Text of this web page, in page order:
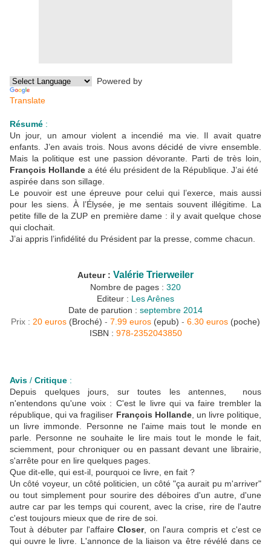
Powered by
Translate
Résumé :
Un jour, un amour violent a incendié ma vie. Il avait quatre
enfants. J’en avais trois. Nous avons décidé de vivre ensemble.
Mais la politique est une passion dévorante. Parti de très loin,
François Hollande a été élu président de la République. J’ai été
aspirée dans son sillage.
Le pouvoir est une épreuve pour celui qui l’exerce, mais aussi
pour les siens. À l’Élysée, je me sentais souvent illégitime. La
petite fille de la ZUP en première dame : il y avait quelque chose
qui clochait.
J’ai appris l’infidélité du Président par la presse, comme chacun.
Auteur : Valérie Trierweiler
Nombre de pages : 320
Editeur : Les Arênes
Date de parution : septembre 2014
Prix : 20 euros (Broché) - 7.99 euros (epub) - 6.30 euros (poche)
ISBN : 978-2352043850
Avis / Critique :
Depuis quelques jours, sur toutes les antennes, nous
n'entendons qu'une voix : C'est le livre qui va faire trembler la
république, qui va fragiliser François Hollande, un livre politique,
un livre immonde. Personne ne l'aime mais tout le monde en
parle. Personne ne souhaite le lire mais tout le monde le fait,
sciemment, pour chroniquer ou en passant devant une librairie,
s'arrête pour en lire quelques pages.
Que dit-elle, qui est-il, pourquoi ce livre, en fait ?
Un côté voyeur, un côté politicien, un côté "ça aurait pu m'arriver"
ou tout simplement pour sourire des déboires d'un autre, d'une
autre car par les temps qui courent, avec la crise, rire de l'autre
c'est toujours mieux que de rire de soi.
Tout à débuter par l'affaireCloser, on l'aura compris et c'est ce
qui ouvre le livre. L'annonce de la liaison va être révélé dans ce